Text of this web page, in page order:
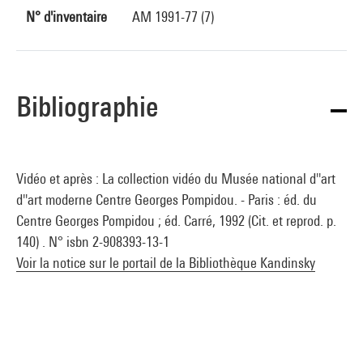
N° d'inventaire AM 1991-77 (7)
Bibliographie
Vidéo et après : La collection vidéo du Musée national d''art
d''art moderne Centre Georges Pompidou. - Paris : éd. du
Centre Georges Pompidou ; éd. Carré, 1992 (Cit. et reprod. p.
140) . N° isbn 2-908393-13-1
Voir la notice sur le portail de la Bibliothèque Kandinsky